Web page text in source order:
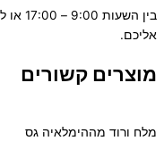
בין
אליכם.
מוצרים קשורים
מלח ורוד מההימלאיה גס